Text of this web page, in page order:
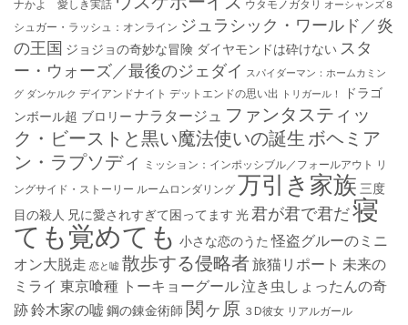
ナかよ 愛しき実話
ウタモノガタリ オーシャンズ８
シュガー・ラッシュ：オ​ンライン ジュラシック・ワールド／炎
の王国 ジョジョの奇妙な冒険 ダイヤモンドは砕けない スタ
ー・ウォーズ／最後のジェダイ スパイダーマン：ホームカミン
グ ダンケルク デイアンドナイト デットエンドの思い出 トリガール！
ドラゴ
ンボール超 ブロリー ナラタージュ ファンタスティッ
ク・ビーストと黒い魔法使いの誕生 ボヘミア
ン・ラプソディ ミッション：インポッシブル／フォールアウト リ
ングサイド・ストーリー ルームロンダリング万引き家族 三度
目の殺人 兄に愛されすぎて困ってます 光君が君で君だ寝
ても覚めても 小さな恋のうた 怪盗グルーのミニ
オン大脱走 恋と嘘 散歩する侵略者旅猫リポート 未来の
ミライ 東京喰種 トーキョーグール泣き虫しょったんの奇
跡鈴木家の嘘 鋼の錬金術師 関ヶ原 ３D彼女 リアルガール